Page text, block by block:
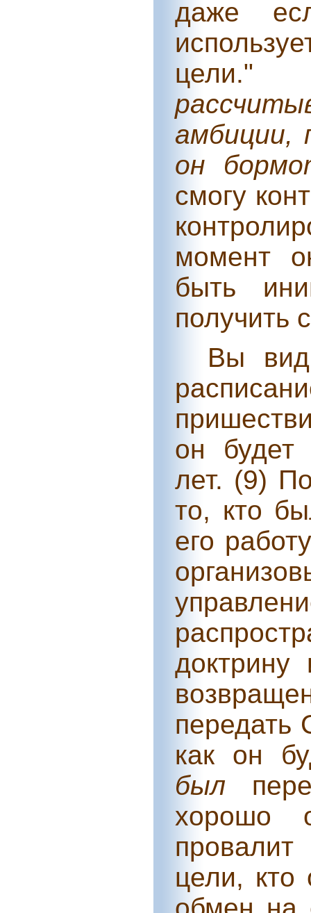
даже
амбиции,
он
смогу
момент
быть
получить
Вы
он будет
лет. (9)
то, кто
его
доктрину
передать
как он
был
хорошо
цели,